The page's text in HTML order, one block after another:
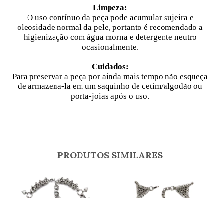
Limpeza:
O uso contínuo da peça pode acumular sujeira e
oleosidade normal da pele, portanto é recomendado a
higienização com água morna e detergente neutro
ocasionalmente.
Cuidados:
Para preservar a peça por ainda mais tempo não esqueça
de armazena-la em um saquinho de cetim/algodão ou
porta-joias após o uso.
PRODUTOS SIMILARES